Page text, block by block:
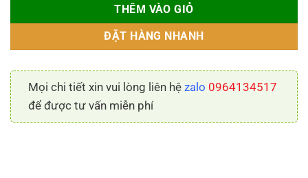
THÊM VÀO GIỎ
ĐẶT HÀNG NHANH
Mọi chi tiết xin vui lòng liên hệ zalo 0964134517
để được tư vấn miễn phí